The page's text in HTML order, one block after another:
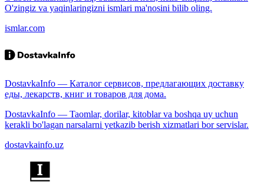
O'zingiz va yaqinlaringizni ismlari ma'nosini bilib oling.
ismlar.com
DostavkaInfo — Каталог сервисов, предлагающих доставку
еды, лекарств, книг и товаров для дома.
DostavkaInfo — Taomlar, dorilar, kitoblar va boshqa uy uchun
kerakli bo'lagan narsalarni yetkazib berish xizmatlari bor servislar.
dostavkainfo.uz